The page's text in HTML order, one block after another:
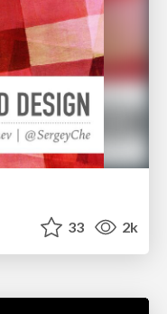
33 2k